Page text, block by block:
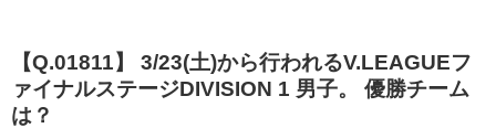
【Q.01811】 3/23(土)から行われるV.LEAGUEフ
ァイナルステージDIVISION 1 男子。 優勝チーム
は？